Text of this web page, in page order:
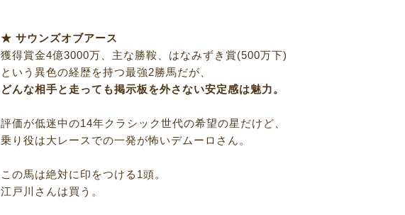
★ サウンズオブアース
獲得賞金4億3000万、主な勝鞍、はなみずき賞(500万下)
という異色の経歴を持つ最強2勝馬だが、
どんな相手と走っても掲示板を外さない安定感は魅力。
評価が低迷中の14年クラシック世代の希望の星だけど、
乗り役は大レースでの一発が怖いデムーロさん。
この馬は絶対に印をつける1頭。
江戸川さんは買う。